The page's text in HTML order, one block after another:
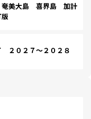
美大島 喜界島 加計
０２７～２０２８